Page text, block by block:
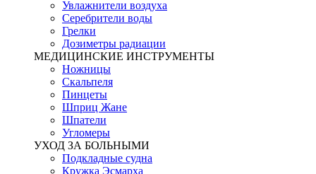
Увлажнители воздуха
Серебрители воды
Грелки
Дозиметры радиации
МЕДИЦИНСКИЕ ИНСТРУМЕНТЫ
Ножницы
Скальпеля
Пинцеты
Шприц Жане
Шпатели
Угломеры
УХОД ЗА БОЛЬНЫМИ
Подкладные судна
Кружка Эсмарха